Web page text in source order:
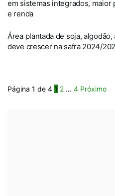
em sistemas integrados, maior
e renda
Área plantada de soja,
deve crescer na safra 2024/
Página 1 de 4 1 2 … 4 Próximo